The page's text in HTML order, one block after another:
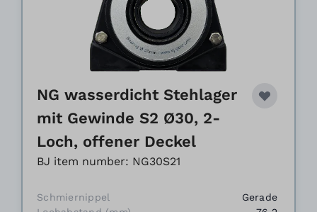
NG wasserdicht Stehlager
mit Gewinde S2 Ø30, 2-
Loch, offener Deckel
BJ item number: NG30S21
Schmiernippel
Gerade